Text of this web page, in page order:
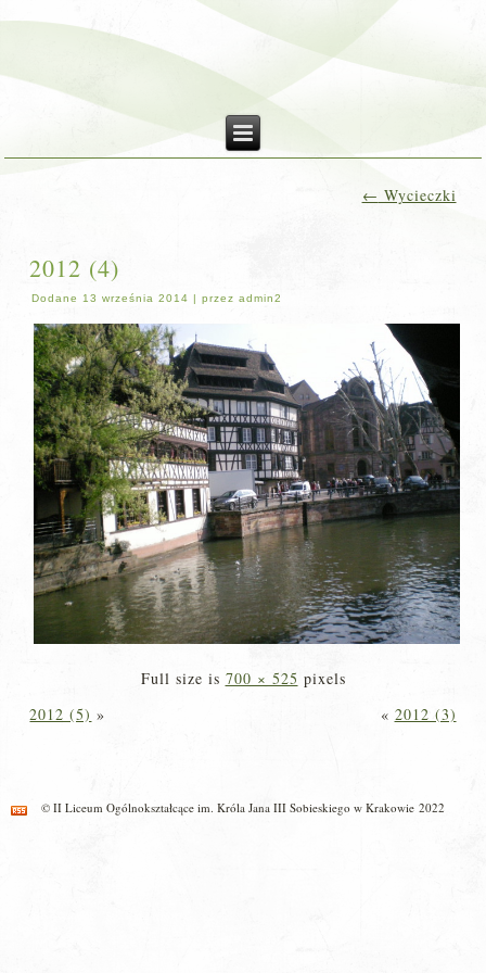
← Wycieczki
2012 (4)
Dodane 13 września 2014 |przez admin2
Full size is 700 × 525 pixels
2012 (5) » « 2012 (3)
© II Liceum Ogólnokształcące im. Króla Jana III Sobieskiego w Krakowie 2022